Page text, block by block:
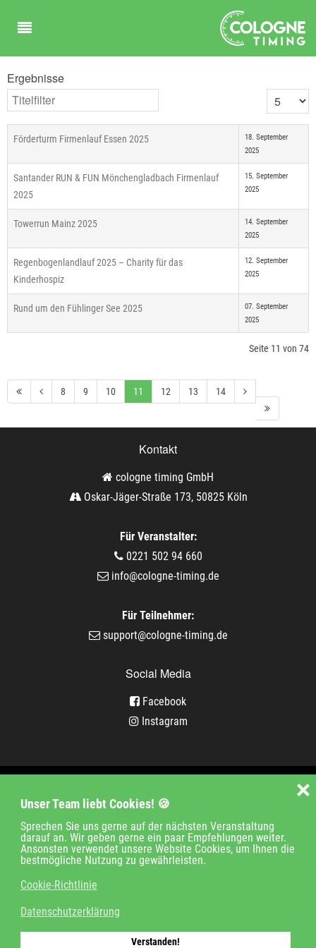
Unser Team liebt Cookies! 🍪
Sprechen Sie uns gerne auf der nächsten Veranstaltung
darauf an. Wir geben gerne ein paar Empfehlungen weiter.
Ansonsten verwendet unsere Website Cookies, um Ihnen die
bestmögliche Nutzung zu gewährleisten.
Cookie-Richtlinie
Datenschutzerklärung
Verstanden!
❌
Ergebnisse
Titelfilter Anzeige #
Förderturm Firmenlauf Essen 2025
18. September
2025
Santander RUN & FUN Mönchengladbach Firmenlauf
2025
15. September
2025
Towerrun Mainz 2025
14. September
2025
Regenbogenlandlauf 2025 – Charity für das
Kinderhospiz
12. September
2025
Rund um den Fühlinger See 2025
07. September
2025
Seite 11 von 74
8 9 10 11 12 13 14
Kontakt
cologne timing GmbH
Oskar-Jäger-Straße 173, 50825 Köln
Für Veranstalter:
0221 502 94 660
info@cologne-timing.de
Für Teilnehmer:
support@cologne-timing.de
Social Media
Facebook
Instagram
Unternehmen
Jobs Kontakt
Impressum
Datenschutz
© 2018-2021 cologne timing GmbH